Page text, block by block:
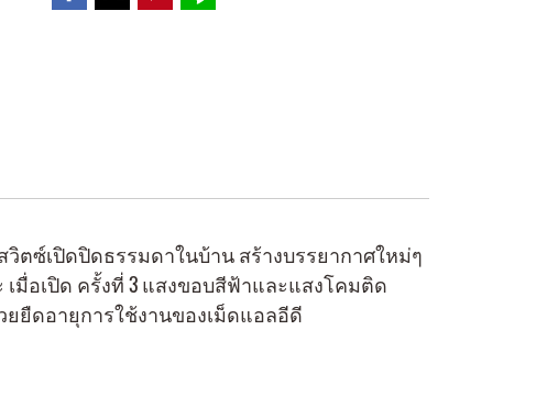
ตซ์เปิดปิดธรรมดาในบ้าน สร้างบรรยากาศใหม่ๆ
มื่อเปิด ครั้งที่ 3 แสงขอบสีฟ้าและแสงโคมติด
ยืดอายุการใช้งานของเม็ดแอลอีดี